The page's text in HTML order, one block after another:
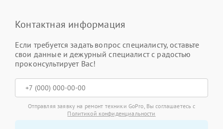
Контактная информация
Если требуется задать вопрос специалисту, оставьте
свои данные и дежурный специалист с радостью
проконсультирует Вас!
Отправляя заявку на ремонт техники GoPro, Вы соглашаетесь с
Политикой конфиденциальности